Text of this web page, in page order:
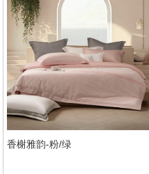
香榭雅韵-粉/绿